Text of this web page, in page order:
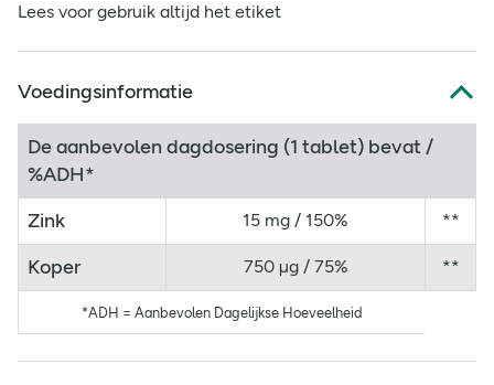
Lees voor gebruik altijd het etiket
Voedingsinformatie
De aanbevolen dagdosering (1 tablet) bevat /
%ADH*
Zink
15 mg / 150% **
Koper 750 µg / 75% **
*ADH = Aanbevolen Dagelijkse Hoeveelheid